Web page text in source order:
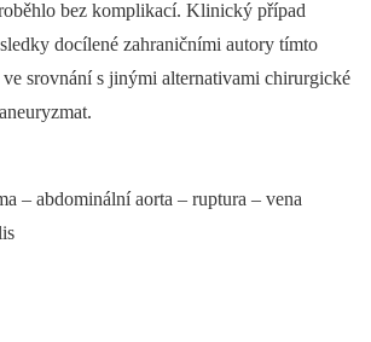
bez komplikací. Klinický případ
docílené zahraničními autory tímto
srovnání s jinými alternativami chirurgické
–⁠ abdominální aorta –⁠ ruptura –⁠ vena